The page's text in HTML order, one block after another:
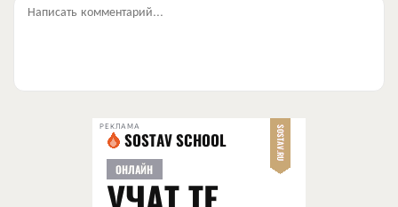
Написать комментарий...
РЕКЛАМА